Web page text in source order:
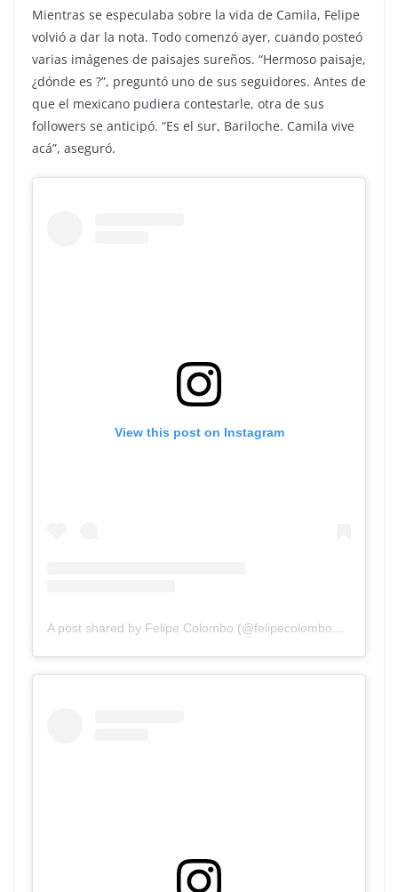
Mientras se especulaba sobre la vida de Camila, Felipe
volvió a dar la nota. Todo comenzó ayer, cuando posteó
varias imágenes de paisajes sureños. “Hermoso paisaje,
¿dónde es ?”, preguntó uno de sus seguidores. Antes de
que el mexicano pudiera contestarle, otra de sus
followers se anticipó. “Es el sur, Bariloche. Camila vive
acá”, aseguró.
View this post on Instagram
A post shared by Felipe Colombo (@felipecolombook)